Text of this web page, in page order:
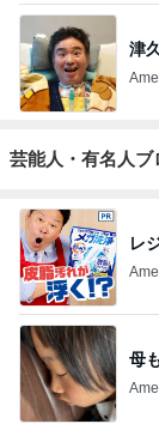
津
芸能人・有名人ブ
レ
母